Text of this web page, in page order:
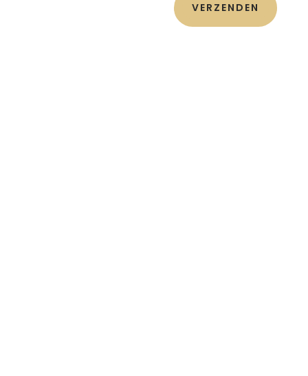
VERZENDEN